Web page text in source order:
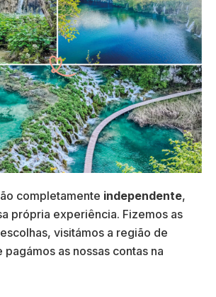
completamente independente,
própria experiência. Fizemos as
visitámos a região de
as nossas contas na